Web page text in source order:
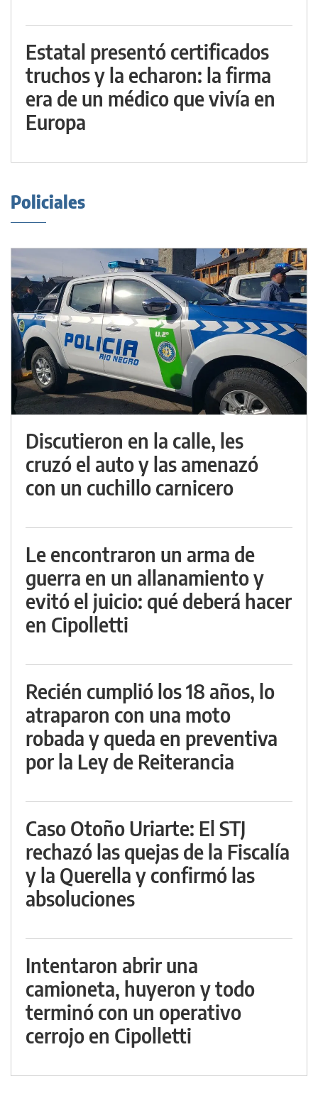
Estatal presentó certificados
truchos y la echaron: la firma
era de un médico que vivía en
Europa
Policiales
Discutieron en la calle, les
cruzó el auto y las amenazó
con un cuchillo carnicero
Le encontraron un arma de
guerra en un allanamiento y
evitó el juicio: qué deberá hacer
en Cipolletti
Recién cumplió los 18 años, lo
atraparon con una moto
robada y queda en preventiva
por la Ley de Reiterancia
Caso Otoño Uriarte: El STJ
rechazó las quejas de la Fiscalía
y la Querella y confirmó las
absoluciones
Intentaron abrir una
camioneta, huyeron y todo
terminó con un operativo
cerrojo en Cipolletti